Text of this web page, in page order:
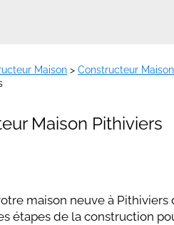
Maison >Constructeur
Maison Pithiviers
maison neuve à Pithiviers
étapes de la construction